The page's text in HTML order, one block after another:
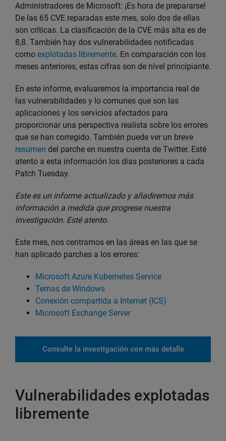
Administradores de Microsoft: ¡Es hora de prepararse!
De las 65 CVE reparadas este mes, solo dos de ellas
son críticas. La clasificación de la CVE más alta es de
8,8. También hay dos vulnerabilidades notificadas
como explotadas libremente. En comparación con los
meses anteriores, estas cifras son de nivel principiante.
En este informe, evaluaremos la importancia real de
las vulnerabilidades y lo comunes que son las
aplicaciones y los servicios afectados para
proporcionar una perspectiva realista sobre los errores
que se han corregido. También puede ver un breve
resumen del parche en nuestra cuenta de Twitter. Esté
atento a esta información los días posteriores a cada
Patch Tuesday.
Este es un informe actualizado y añadiremos más
información a medida que progrese nuestra
investigación. Esté atento.
Este mes, nos centramos en las áreas en las que se
han aplicado parches a los errores:
Microsoft Azure Kubernetes Service
Temas de Windows
Conexión compartida a Internet (ICS)
Microsoft Exchange Server
Consulte la investigación con más detalle
Vulnerabilidades explotadas
libremente